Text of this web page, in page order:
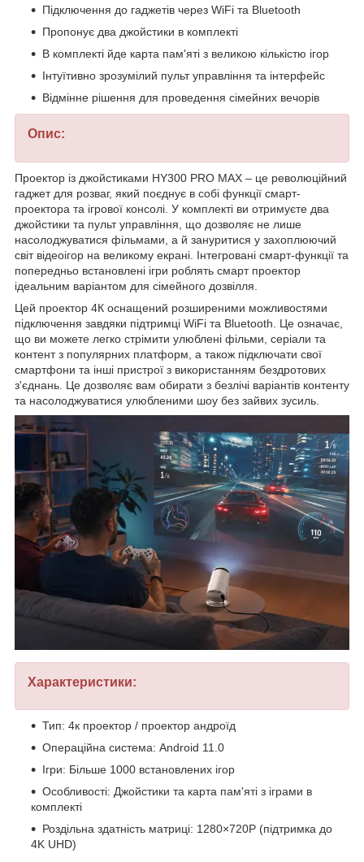
Підключення до гаджетів через WiFi та Bluetooth
Пропонує два джойстики в комплекті
В комплекті йде карта пам'яті з великою кількістю ігор
Інтуїтивно зрозумілий пульт управління та інтерфейс
Відмінне рішення для проведення сімейних вечорів
Опис:
Проектор із джойстиками HY300 PRO MAX – це революційний
гаджет для розваг, який поєднує в собі функції смарт-
проектора та ігрової консолі. У комплекті ви отримуєте два
джойстики та пульт управління, що дозволяє не лише
насолоджуватися фільмами, а й зануритися у захоплюючий
світ відеоігор на великому екрані. Інтегровані смарт-функції та
попередньо встановлені ігри роблять смарт проектор
ідеальним варіантом для сімейного дозвілля.
Цей проектор 4К оснащений розширеними можливостями
підключення завдяки підтримці WiFi та Bluetooth. Це означає,
що ви можете легко стрімити улюблені фільми, серіали та
контент з популярних платформ, а також підключати свої
смартфони та інші пристрої з використанням бездротових
з'єднань. Це дозволяє вам обирати з безлічі варіантів контенту
та насолоджуватися улюбленими шоу без зайвих зусиль.
Характеристики:
Тип: 4к проектор / проектор андроїд
Операційна система: Android 11.0
Ігри: Більше 1000 встановлених ігор
Особливості: Джойстики та карта пам'яті з іграми в
комплекті
Роздільна здатність матриці: 1280×720P (підтримка до
4K UHD)